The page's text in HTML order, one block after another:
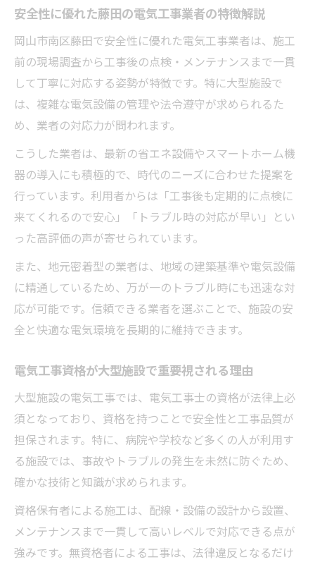
安全性に優れた藤田の電気工事業者の特徴解説
岡山市南区藤田で安全性に優れた電気工事業者は、施工
前の現場調査から工事後の点検・メンテナンスまで一貫
して丁寧に対応する姿勢が特徴です。特に大型施設で
は、複雑な電気設備の管理や法令遵守が求められるた
め、業者の対応力が問われます。
こうした業者は、最新の省エネ設備やスマートホーム機
器の導入にも積極的で、時代のニーズに合わせた提案を
行っています。利用者からは「工事後も定期的に点検に
来てくれるので安心」「トラブル時の対応が早い」とい
った高評価の声が寄せられています。
また、地元密着型の業者は、地域の建築基準や電気設備
に精通しているため、万が一のトラブル時にも迅速な対
応が可能です。信頼できる業者を選ぶことで、施設の安
全と快適な電気環境を長期的に維持できます。
電気工事資格が大型施設で重要視される理由
大型施設の電気工事では、電気工事士の資格が法律上必
須となっており、資格を持つことで安全性と工事品質が
担保されます。特に、病院や学校など多くの人が利用す
る施設では、事故やトラブルの発生を未然に防ぐため、
確かな技術と知識が求められます。
資格保有者による施工は、配線・設備の設計から設置、
メンテナンスまで一貫して高いレベルで対応できる点が
強みです。無資格者による工事は、法律違反となるだけ